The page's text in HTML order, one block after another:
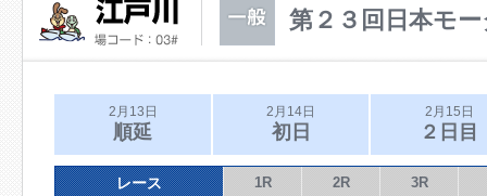
第２３回日本モ
2月13日
順延
2月14日
初日
2月15日
２日目
レース 1R 2R 3R